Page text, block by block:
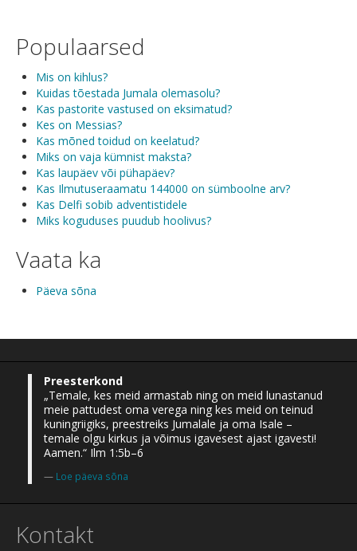
Populaarsed
Mis on kihlus?
Kuidas tõestada Jumala olemasolu?
Kas pastorite vastused on eksimatud?
Kes on Messias?
Kas mõned toidud on keelatud?
Miks on vaja kümnist maksta?
Kas laupäev või pühapäev?
Kas Ilmutuseraamatu 144000 on sümboolne arv?
Kas Delfi sobib adventistidele
Miks koguduses puudub hoolivus?
Vaata ka
Päeva sõna
Preesterkond
„Temale, kes meid armastab ning on meid lunastanud
meie pattudest oma verega ning kes meid on teinud
kuningriigiks, preestreiks Jumalale ja oma Isale –
temale olgu kirkus ja võimus igavesest ajast igavesti!
Aamen.“ Ilm 1:5b–6
Loe päeva sõna
Kontakt